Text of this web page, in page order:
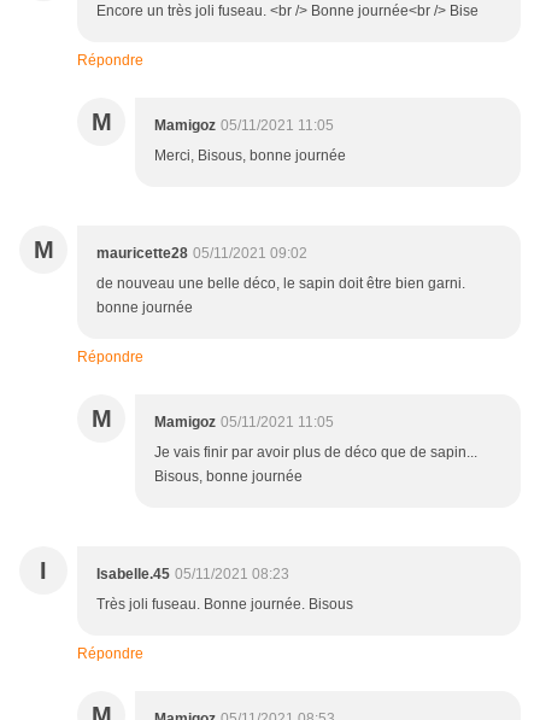
Encore un très joli fuseau. <br /> Bonne journée<br /> Bise
Répondre
M Mamigoz 05/11/2021 11:05
Merci, Bisous, bonne journée
M mauricette28 05/11/2021 09:02
de nouveau une belle déco, le sapin doit être bien garni.
bonne journée
Répondre
M Mamigoz 05/11/2021 11:05
Je vais finir par avoir plus de déco que de sapin...
Bisous, bonne journée
I Isabelle.45 05/11/2021 08:23
Très joli fuseau. Bonne journée. Bisous
Répondre